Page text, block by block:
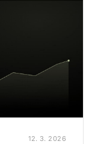
12. 3. 2026